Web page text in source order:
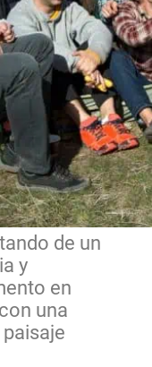
de un
y
en
una